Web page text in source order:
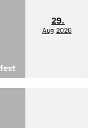
29.
Aug 2026